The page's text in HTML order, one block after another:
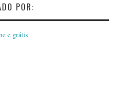
POR:
e grátis